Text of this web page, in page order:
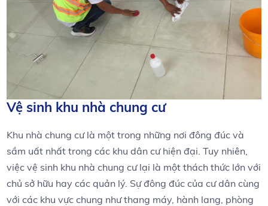
Vệ sinh khu nhà chung cư
Khu nhà chung cư là một trong những nơi đông đúc và
sầm uất nhất trong các khu dân cư hiện đại. Tuy nhiên,
việc vệ sinh khu nhà chung cư lại là một thách thức lớn với
chủ sở hữu hay các quản lý. Sự đông đúc của cư dân cùng
với các khu vực chung như thang máy, hành lang, phòng